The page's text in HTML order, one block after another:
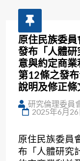
原住民族委
發布「人體研
意與約定商業
第12條之發
說明及修正條
研究倫理委員
2025年6月26
原住民族委員
布「人體研究